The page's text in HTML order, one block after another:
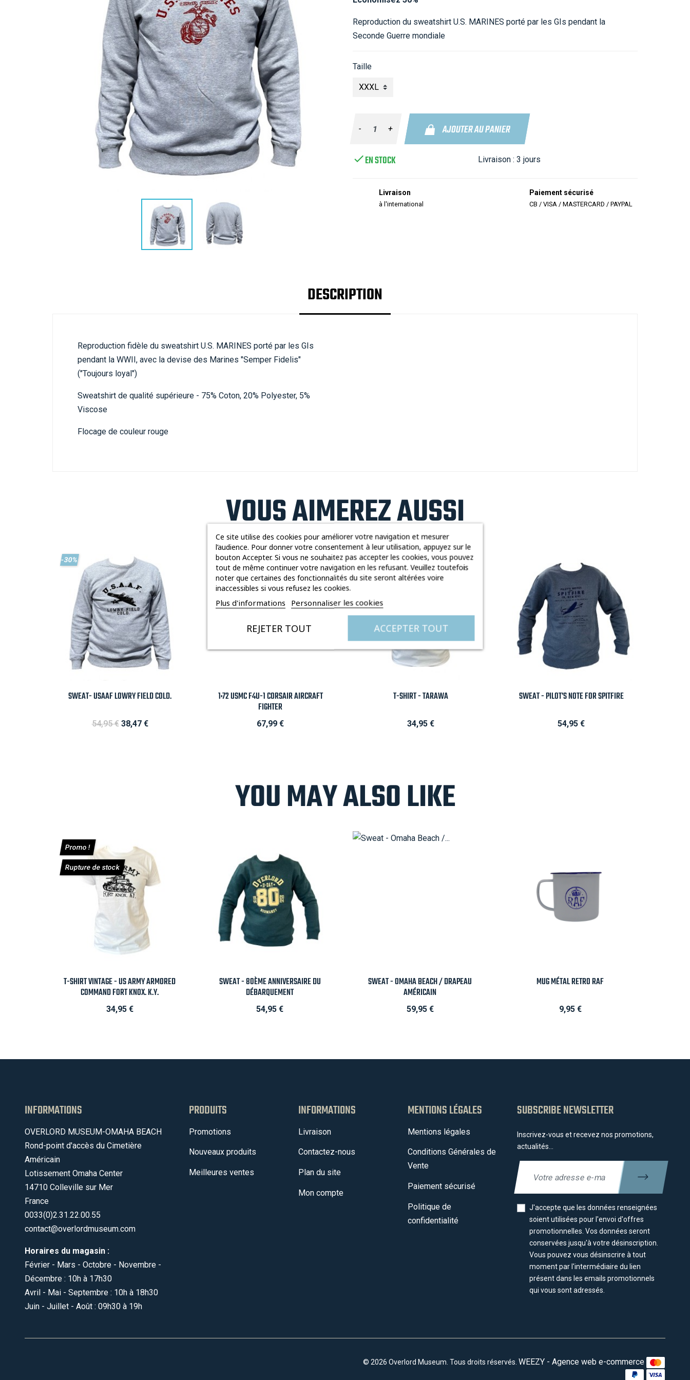
Reproduction du sweatshirt U.S. MARINES porté par les GIs pendant la
Seconde Guerre mondiale
Taille
- + AJOUTER AU PANIER
EN STOCK Livraison : 3 jours
Livraison
à l'international
Paiement sécurisé
CB / VISA / MASTERCARD / PAYPAL
DESCRIPTION
Reproduction fidèle du sweatshirt U.S. MARINES porté par les GIs
pendant la WWII, avec la devise des Marines "Semper Fidelis"
("Toujours loyal")
Sweatshirt de qualité supérieure - 75% Coton, 20% Polyester, 5%
Viscose
Flocage de couleur rouge
VOUS AIMEREZ AUSSI
Aperçu rapide
SWEAT- USAAF LOWRY FIELD COLD.
Prix de base
54,95 € Prix
38,47 €
-30%
Aperçu rapide
1:72 USMC F4U-1 CORSAIR AIRCRAFT
FIGHTER
Prix
67,99 €
Aperçu rapide
T-SHIRT - TARAWA
Prix
34,95 €
Aperçu rapide
SWEAT - PILOT'S NOTE FOR SPITFIRE
Prix
54,95 €
YOU MAY ALSO LIKE
Aperçu rapide
T-SHIRT VINTAGE - US ARMY ARMORED
COMMAND FORT KNOX. K.Y.
Prix
34,95 €
Promo !
Rupture de stock
Aperçu rapide
SWEAT - 80ÈME ANNIVERSAIRE DU
DÉBARQUEMENT
Prix
54,95 €
Aperçu rapide
SWEAT - OMAHA BEACH / DRAPEAU
AMÉRICAIN
Prix
59,95 €
 Aperçu rapide
MUG MÉTAL RETRO RAF
Prix
9,95 €
INFORMATIONS
OVERLORD MUSEUM-OMAHA BEACH
Rond-point d'accès du Cimetière
Américain
Lotissement Omaha Center
14710 Colleville sur Mer
France
0033(0)2.31.22.00.55
contact@overlordmuseum.com
Horaires du magasin :
Février - Mars - Octobre - Novembre -
Décembre : 10h à 17h30
Avril - Mai - Septembre : 10h à 18h30
Juin - Juillet - Août : 09h30 à 19h
PRODUITS
Promotions
Nouveaux produits
Meilleures ventes
INFORMATIONS
Livraison
Contactez-nous
Plan du site
Mon compte
MENTIONS LÉGALES
Mentions légales
Conditions Générales de
Vente
Paiement sécurisé
Politique de
confidentialité
SUBSCRIBE NEWSLETTER
Inscrivez-vous et recevez nos promotions,
actualités...
J'accepte que les données renseignées
soient utilisées pour l'envoi d'offres
promotionnelles. Vos données seront
conservées jusqu'à votre désinscription.
Vous pouvez vous désinscrire à tout
moment par l'intermédiaire du lien
présent dans les emails promotionnels
qui vous sont adressés.
Ce site utilise des cookies pour améliorer votre navigation et mesurer
l’audience. Pour donner votre consentement à leur utilisation, appuyez sur le
bouton Accepter. Si vous ne souhaitez pas accepter les cookies, vous pouvez
tout de même continuer votre navigation en les refusant. Veuillez toutefois
noter que certaines des fonctionnalités du site seront altérées voire
inaccessibles si vous refusez les cookies.
Plus d'informations Personnaliser les cookies
REJETER TOUT ACCEPTER TOUT
© 2026 Overlord Museum. Tous droits réservés. WEEZY - Agence web e-commerce